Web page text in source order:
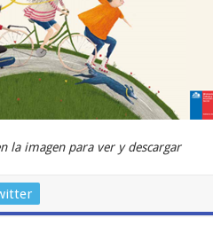
la imagen para ver y descargar